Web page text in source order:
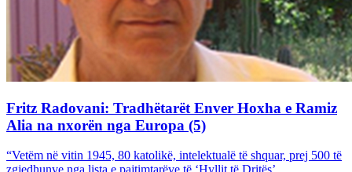
Fritz Radovani: Tradhëtarët Enver Hoxha e Ramiz
Alia na nxorën nga Europa (5)
“Vetëm në vitin 1945, 80 katolikë, intelektualë të shquar, prej 500 të